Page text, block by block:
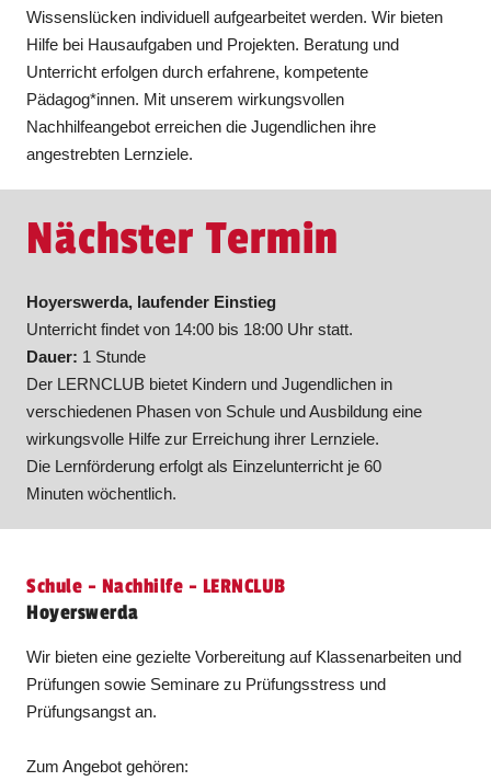
Wissenslücken individuell aufgearbeitet werden. Wir bieten
Hilfe bei Hausaufgaben und Projekten. Beratung und
Unterricht erfolgen durch erfahrene, kompetente
Pädagog*innen. Mit unserem wirkungsvollen
Nachhilfeangebot erreichen die Jugendlichen ihre
angestrebten Lernziele.
Nächster Termin
Hoyerswerda, laufender Einstieg
Unterricht findet von 14:00 bis 18:00 Uhr statt.
Dauer: 1 Stunde
Der LERNCLUB bietet Kindern und Jugendlichen in
verschiedenen Phasen von Schule und Ausbildung eine
wirkungsvolle Hilfe zur Erreichung ihrer Lernziele.
Die Lernförderung erfolgt als Einzelunterricht je 60
Minuten wöchentlich.
Schule - Nachhilfe - LERNCLUB
Hoyerswerda
Wir bieten eine gezielte Vorbereitung auf Klassenarbeiten und
Prüfungen sowie Seminare zu Prüfungsstress und
Prüfungsangst an.
Zum Angebot gehören: